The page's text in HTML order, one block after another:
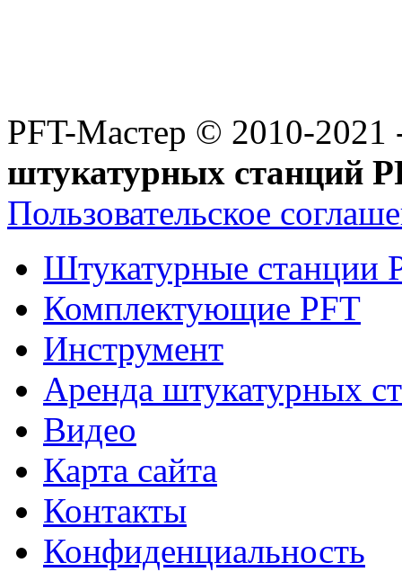
PFT-Мастер © 2010-
штукатурных станций
Пользовательское
Штукатурные станции
Комплектующие PFT
Инструмент
Аренда штукатурных
Видео
Карта сайта
Контакты
Конфиденциальность